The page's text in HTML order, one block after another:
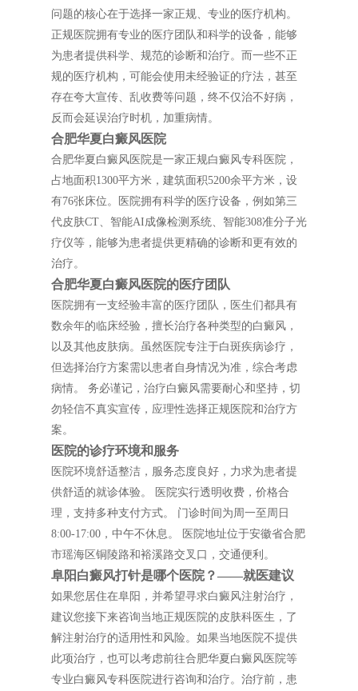
问题的核心在于选择一家正规、专业的医疗机构。
正规医院拥有专业的医疗团队和科学的设备，能够
为患者提供科学、规范的诊断和治疗。而一些不正
规的医疗机构，可能会使用未经验证的疗法，甚至
存在夸大宣传、乱收费等问题，终不仅治不好病，
反而会延误治疗时机，加重病情。
合肥华夏白癜风医院
合肥华夏白癜风医院是一家正规白癜风专科医院，
占地面积1300平方米，建筑面积5200余平方米，设
有76张床位。医院拥有科学的医疗设备，例如第三
代皮肤CT、智能AI成像检测系统、智能308准分子光
疗仪等，能够为患者提供更精确的诊断和更有效的
治疗。
合肥华夏白癜风医院的医疗团队
医院拥有一支经验丰富的医疗团队，医生们都具有
数余年的临床经验，擅长治疗各种类型的白癜风，
以及其他皮肤病。虽然医院专注于白斑疾病诊疗，
但选择治疗方案需以患者自身情况为准，综合考虑
病情。 务必谨记，治疗白癜风需要耐心和坚持，切
勿轻信不真实宣传，应理性选择正规医院和治疗方
案。
医院的诊疗环境和服务
医院环境舒适整洁，服务态度良好，力求为患者提
供舒适的就诊体验。 医院实行透明收费，价格合
理，支持多种支付方式。 门诊时间为周一至周日
8:00-17:00，中午不休息。 医院地址位于安徽省合肥
市瑶海区铜陵路和裕溪路交叉口，交通便利。
阜阳白癜风打针是哪个医院？——就医建议
如果您居住在阜阳，并希望寻求白癜风注射治疗，
建议您接下来咨询当地正规医院的皮肤科医生，了
解注射治疗的适用性和风险。如果当地医院不提供
此项治疗，也可以考虑前往合肥华夏白癜风医院等
专业白癜风专科医院进行咨询和治疗。治疗前，患